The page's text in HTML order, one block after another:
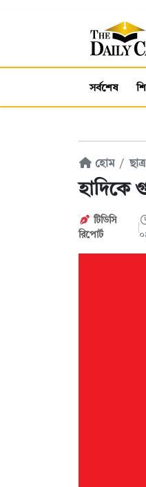
সর্বশেষ
হোম
হাদিকে
টিডিসি
রিপোর্ট